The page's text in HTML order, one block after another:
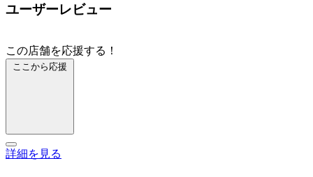
ユーザーレビュー
この店舗を応援する！
ここから応援
詳細を見る